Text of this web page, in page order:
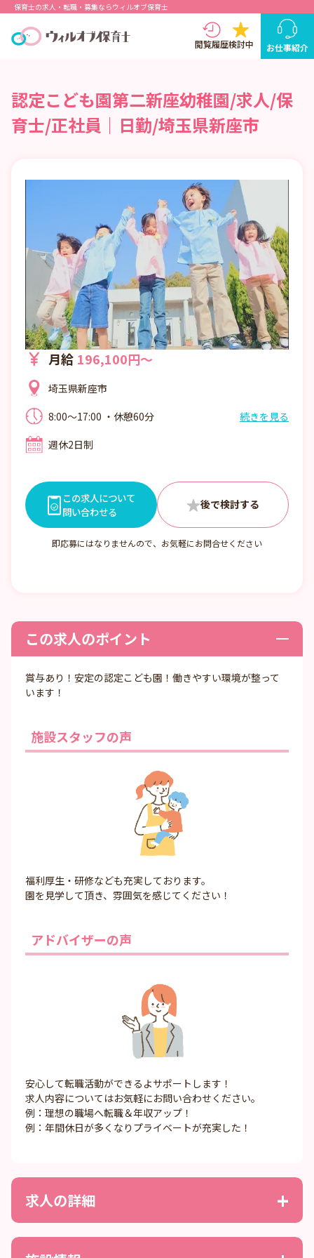
保育士の求人・転職・募集ならウィルオブ保育士
閲覧履歴検討中 お仕事紹介
認定こども園第二新座幼稚園/求人/保
育士/正社員｜日勤/埼玉県新座市
月給 196,100円～
埼玉県新座市
8:00～17:00 ・休憩60分 続きを見る
週休2日制
この求人について
問い合わせる
即応募にはなりませんので、お気軽にお問合せください
この求人のポイント
賞与あり！安定の認定こども園！働きやすい環境が整って
います！
施設スタッフの声
福利厚生・研修なども充実しております。
園を見学して頂き、雰囲気を感じてください！
アドバイザーの声
安心して転職活動ができるよサポートします！
求人内容についてはお気軽にお問い合わせください。
例：理想の職場へ転職＆年収アップ！
例：年間休日が多くなりプライベートが充実した！
求人の詳細